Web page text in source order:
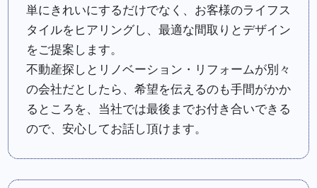
単にきれいにするだけでなく、お客様のライフス
タイルをヒアリングし、最適な間取りとデザイン
をご提案します。
不動産探しとリノベーション・リフォームが別々
の会社だとしたら、希望を伝えるのも手間がかか
るところを、当社では最後までお付き合いできる
ので、安心してお話し頂けます。